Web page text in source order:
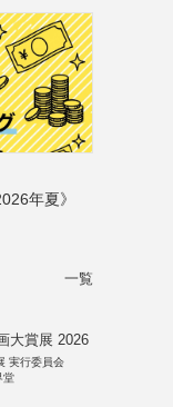
年夏》
一覧
大賞展 2026
実行委員会
堂